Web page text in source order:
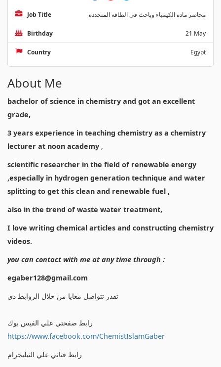
Job Title محاضر مادة الكيمياء وباحث في الطاقة المتجددة
Birthday 21 May
Country Egypt
About Me
bachelor of science in chemistry and got an excellent
grade,
3 years experience in teaching chemistry as a chemistry
lecturer at noon academy ,
scientific researcher in the field of renewable energy
,especially in hydrogen generation technique and water
splitting to get this clean and renewable fuel ,
also in the trend of waste water treatment,
I love writing chemical articles and constructing chemistry
videos.
you can contact with me at any time through :
egaber128@gmail.com
تقدر تتواصل معايا من خلال الروابط دي
رابط صفحتي علي الفيس بوك
https://www.facebook.com/ChemistIslamGaber
رابط قناتي علي التيليجرام